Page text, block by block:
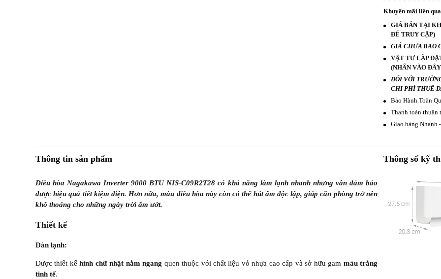
Khuyến mãi liên
GIÁ BÁN TẠI
ĐỂ TRUY CẬP)
GIÁ CHƯA BAO
VẬT TƯ LẮP
(NHẤN VÀO
ĐỐI VỚI
CHI PHÍ THUÊ
Bảo Hành Toàn
Thanh toán thuận
Giao hàng Nhanh
Thông tin sản phẩm
Điều hòa Nagakawa Inverter 9000 BTU NIS-C09R2T28 có khả năng làm lạnh nhanh nhưng vẫn đảm bảo
được hiệu quả tiết kiệm điện. Hơn nữa, mẫu điều hòa này còn có thể hút ẩm độc lập, giúp căn phòng trở nên
khô thoáng cho những ngày trời ẩm ướt.
Thiết kế
Dàn lạnh:
Được thiết kếhình chữ nhật nằm ngang quen thuộc với chất liệu vỏ nhựa cao cấp và sở hữu gam màu trắng
tinh tế.
Thông số kỹ